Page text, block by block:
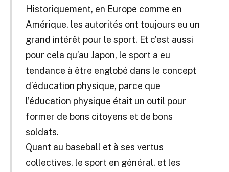
Historiquement, en Europe comme en
Amérique, les autorités ont toujours eu un
grand intérêt pour le sport. Et c’est aussi
pour cela qu’au Japon, le sport a eu
tendance à être englobé dans le concept
d’éducation physique, parce que
l’éducation physique était un outil pour
former de bons citoyens et de bons
soldats.
Quant au baseball et à ses vertus
collectives, le sport en général, et les